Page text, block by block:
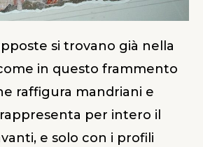
si trovano già nella
in questo frammento
raffigura mandriani e
per intero il
e solo con i profili